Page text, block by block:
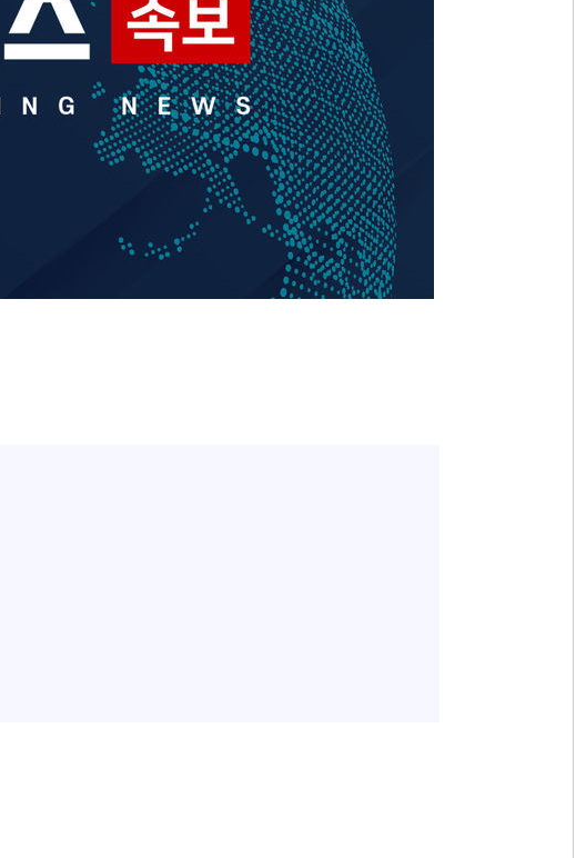
1
백혈병 재발 최성원 "치료가
날 죽이는 것 같았다" 눈물
2
'서준맘' 박세미, 연하 남자친구와 열애 "결혼
생각도"